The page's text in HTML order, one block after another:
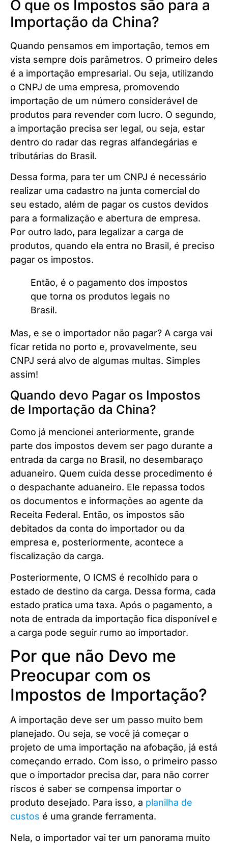
O que os Impostos são para a
Importação da China?
Quando pensamos em importação, temos em
vista sempre dois parâmetros. O primeiro deles
é a importação empresarial. Ou seja, utilizando
o CNPJ de uma empresa, promovendo
importação de um número considerável de
produtos para revender com lucro. O segundo,
a importação precisa ser legal, ou seja, estar
dentro do radar das regras alfandegárias e
tributárias do Brasil.
Dessa forma, para ter um CNPJ é necessário
realizar uma cadastro na junta comercial do
seu estado, além de pagar os custos devidos
para a formalização e abertura de empresa.
Por outro lado, para legalizar a carga de
produtos, quando ela entra no Brasil, é preciso
pagar os impostos.
Então, é o pagamento dos impostos
que torna os produtos legais no
Brasil.
Mas, e se o importador não pagar? A carga vai
ficar retida no porto e, provavelmente, seu
CNPJ será alvo de algumas multas. Simples
assim!
Quando devo Pagar os Impostos
de Importação da China?
Como já mencionei anteriormente, grande
parte dos impostos devem ser pago durante a
entrada da carga no Brasil, no desembaraço
aduaneiro. Quem cuida desse procedimento é
o despachante aduaneiro. Ele repassa todos
os documentos e informações ao agente da
Receita Federal. Então, os impostos são
debitados da conta do importador ou da
empresa e, posteriormente, acontece a
fiscalização da carga.
Posteriormente, O ICMS é recolhido para o
estado de destino da carga. Dessa forma, cada
estado pratica uma taxa. Após o pagamento, a
nota de entrada da importação fica disponível e
a carga pode seguir rumo ao importador.
Por que não Devo me
Preocupar com os
Impostos de Importação?
A importação deve ser um passo muito bem
planejado. Ou seja, se você já começar o
projeto de uma importação na afobação, já está
começando errado. Com isso, o primeiro passo
que o importador precisa dar, para não correr
riscos é saber se compensa importar o
produto desejado. Para isso, a planilha de
custos é uma grande ferramenta.
Nela, o importador vai ter um panorama muito